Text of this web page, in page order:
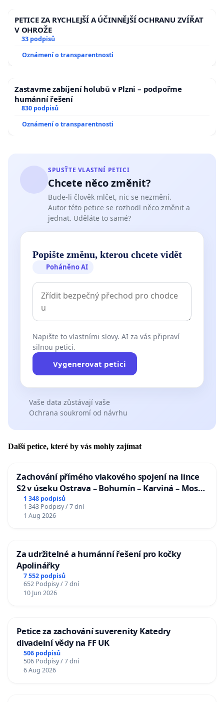
PETICE ZA RYCHLEJŠÍ A ÚČINNĚJŠÍ OCHRANU ZVÍŘAT
V OHROŽE
33 podpisů
Oznámení o transparentnosti
Zastavme zabíjení holubů v Plzni – podpořme
humánní řešení
830 podpisů
Oznámení o transparentnosti
SPUSŤTE VLASTNÍ PETICI
Chcete něco změnit?
Bude-li člověk mlčet, nic se nezmění.
Autor této petice se rozhodl něco změnit a
jednat. Uděláte to samé?
Popište změnu, kterou chcete vidět
Poháněno AI
Napište to vlastními slovy. AI za vás připraví
silnou petici.
Vygenerovat petici
Vaše data zůstávají vaše
Ochrana soukromí od návrhu
Další petice, které by vás mohly zajímat
Zachování přímého vlakového spojení na lince
S2 v úseku Ostrava – Bohumín – Karviná – Mosty
u Jablunkova
1 348 podpisů
1 343 Podpisy / 7 dní
1 Aug 2026
Za udržitelné a humánní řešení pro kočky
Apolinářky
7 552 podpisů
652 Podpisy / 7 dní
10 Jun 2026
Petice za zachování suverenity Katedry
divadelní vědy na FF UK
506 podpisů
506 Podpisy / 7 dní
6 Aug 2026